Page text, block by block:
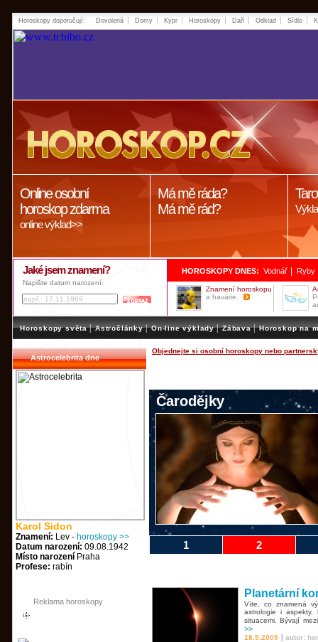
Horoskopy doporučují: Dovolená Domy Kypr Horoskopy Daň Odklad Sídlo
Online osobní
horoskop zdarma
online výklad>>
Má mě ráda?
Má mě rád?
Jaké jsem znamení?
Napište datum narození:
HOROSKOPY DNES: Vodnář Ryby
Znamení horoskopu
a havárie.
Horoskopy světa | Astročlánky | On-line výklady | Zábava | Horoskop na
Astrocelebrita dne
Karol Sidon
Znamení: Lev - horoskopy >>
Datum narození: 09.08.1942
Místo narození Praha
Profese: rabín
Reklama horoskopy
Objednejte si osobní horoskopy nebo
Čarodějky
1 2
Planetární
Víte, co znamená
astrologie i aspekty,
situacemi. Bývají
>>
18.5.2009 | autor: